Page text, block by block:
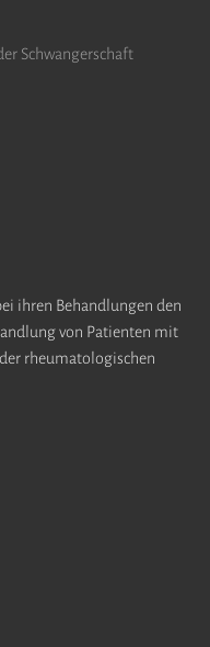
von Gehirn und
Schwangerschaft
ihren Behandlungen den
von Patienten mit
rheumatologischen